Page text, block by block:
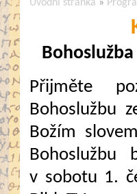
Úvodní stránka »
Přijměte
Bohoslužbu
Božím
Bohoslužbu
v sobotu 1.